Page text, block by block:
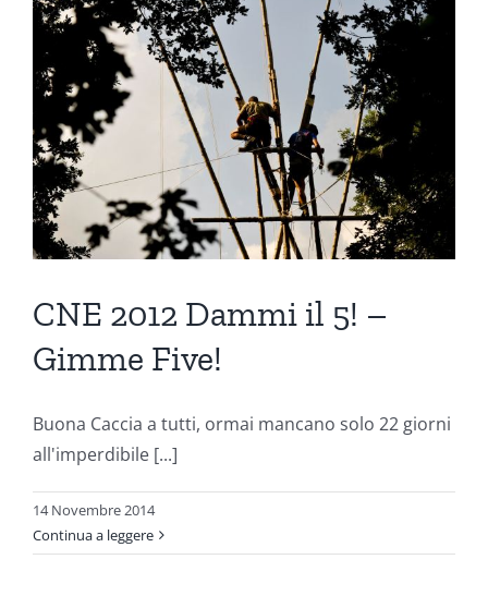
CNE 2012 Dammi il 5! –
Gimme Five!
Buona Caccia a tutti, ormai mancano solo 22 giorni
all'imperdibile [...]
14 Novembre 2014
Continua a leggere